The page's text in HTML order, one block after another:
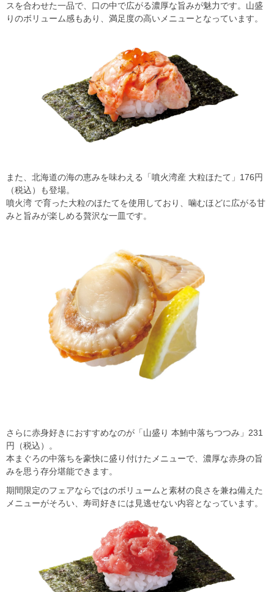
スを合わせた一品で、口の中で広がる濃厚な旨みが魅力です。山盛
りのボリューム感もあり、満足度の高いメニューとなっています。
また、北海道の海の恵みを味わえる「噴火湾産 大粒ほたて」176円
（税込）も登場。
噴火湾 で育った大粒のほたてを使用しており、噛むほどに広がる甘
みと旨みが楽しめる贅沢な一皿です。
さらに赤身好きにおすすめなのが「山盛り 本鮪中落ちつつみ」231
円（税込）。
本まぐろの中落ちを豪快に盛り付けたメニューで、濃厚な赤身の旨
みを思う存分堪能できます。
期間限定のフェアならではのボリュームと素材の良さを兼ね備えた
メニューがそろい、寿司好きには見逃せない内容となっています。